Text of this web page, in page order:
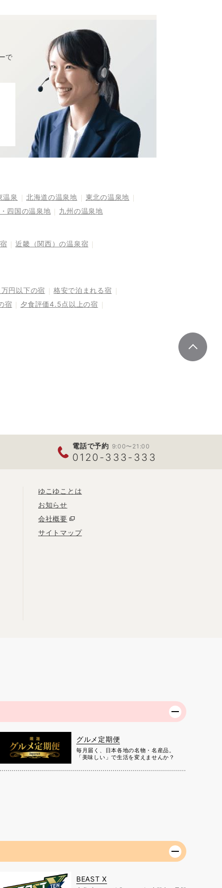
で
温泉 北海道の温泉地
東北の温泉地
四国の温泉地
九州の温泉地
近畿（関西）の温泉宿
円以下の宿
格安で泊まれる宿
宿
夕食評価4.5点以上の宿
電話で予約 9:00〜21:00
0120-333-333
ゆこゆことは
お知らせ
会社概要
サイトマップ
グルメ定期便
毎月届く、日本各地の名物・名産品。
「美味しい」で生活を変えませんか？
BEAST X